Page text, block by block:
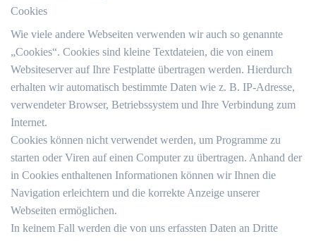
Cookies
Wie viele andere Webseiten verwenden wir auch so genannte
„Cookies“. Cookies sind kleine Textdateien, die von einem
Websiteserver auf Ihre Festplatte übertragen werden. Hierdurch
erhalten wir automatisch bestimmte Daten wie z. B. IP-Adresse,
verwendeter Browser, Betriebssystem und Ihre Verbindung zum
Internet.
Cookies können nicht verwendet werden, um Programme zu
starten oder Viren auf einen Computer zu übertragen. Anhand der
in Cookies enthaltenen Informationen können wir Ihnen die
Navigation erleichtern und die korrekte Anzeige unserer
Webseiten ermöglichen.
In keinem Fall werden die von uns erfassten Daten an Dritte